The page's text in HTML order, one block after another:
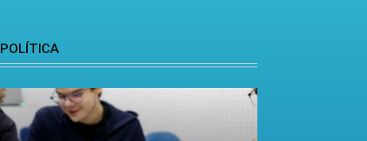
POLÍTICA